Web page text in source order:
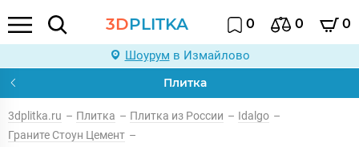
3DPLITKA 0 0 0
Шоурум в Измайлово
Плитка
3dplitka.ru – Плитка – Плитка из России – Idalgo –
Граните Стоун Цемент –